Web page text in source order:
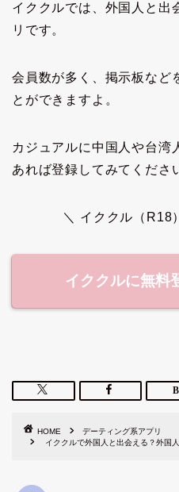
イククルでは、外国人と出
リです。
会員数が多く、掲示板など
とができますよ。
カジュアルに中国人や台湾
あれば登録してみてくださ
＼ イククル（R18
イククルに無料
HOME
デーティング系アプリ
イククルで外国人と出会える？外国